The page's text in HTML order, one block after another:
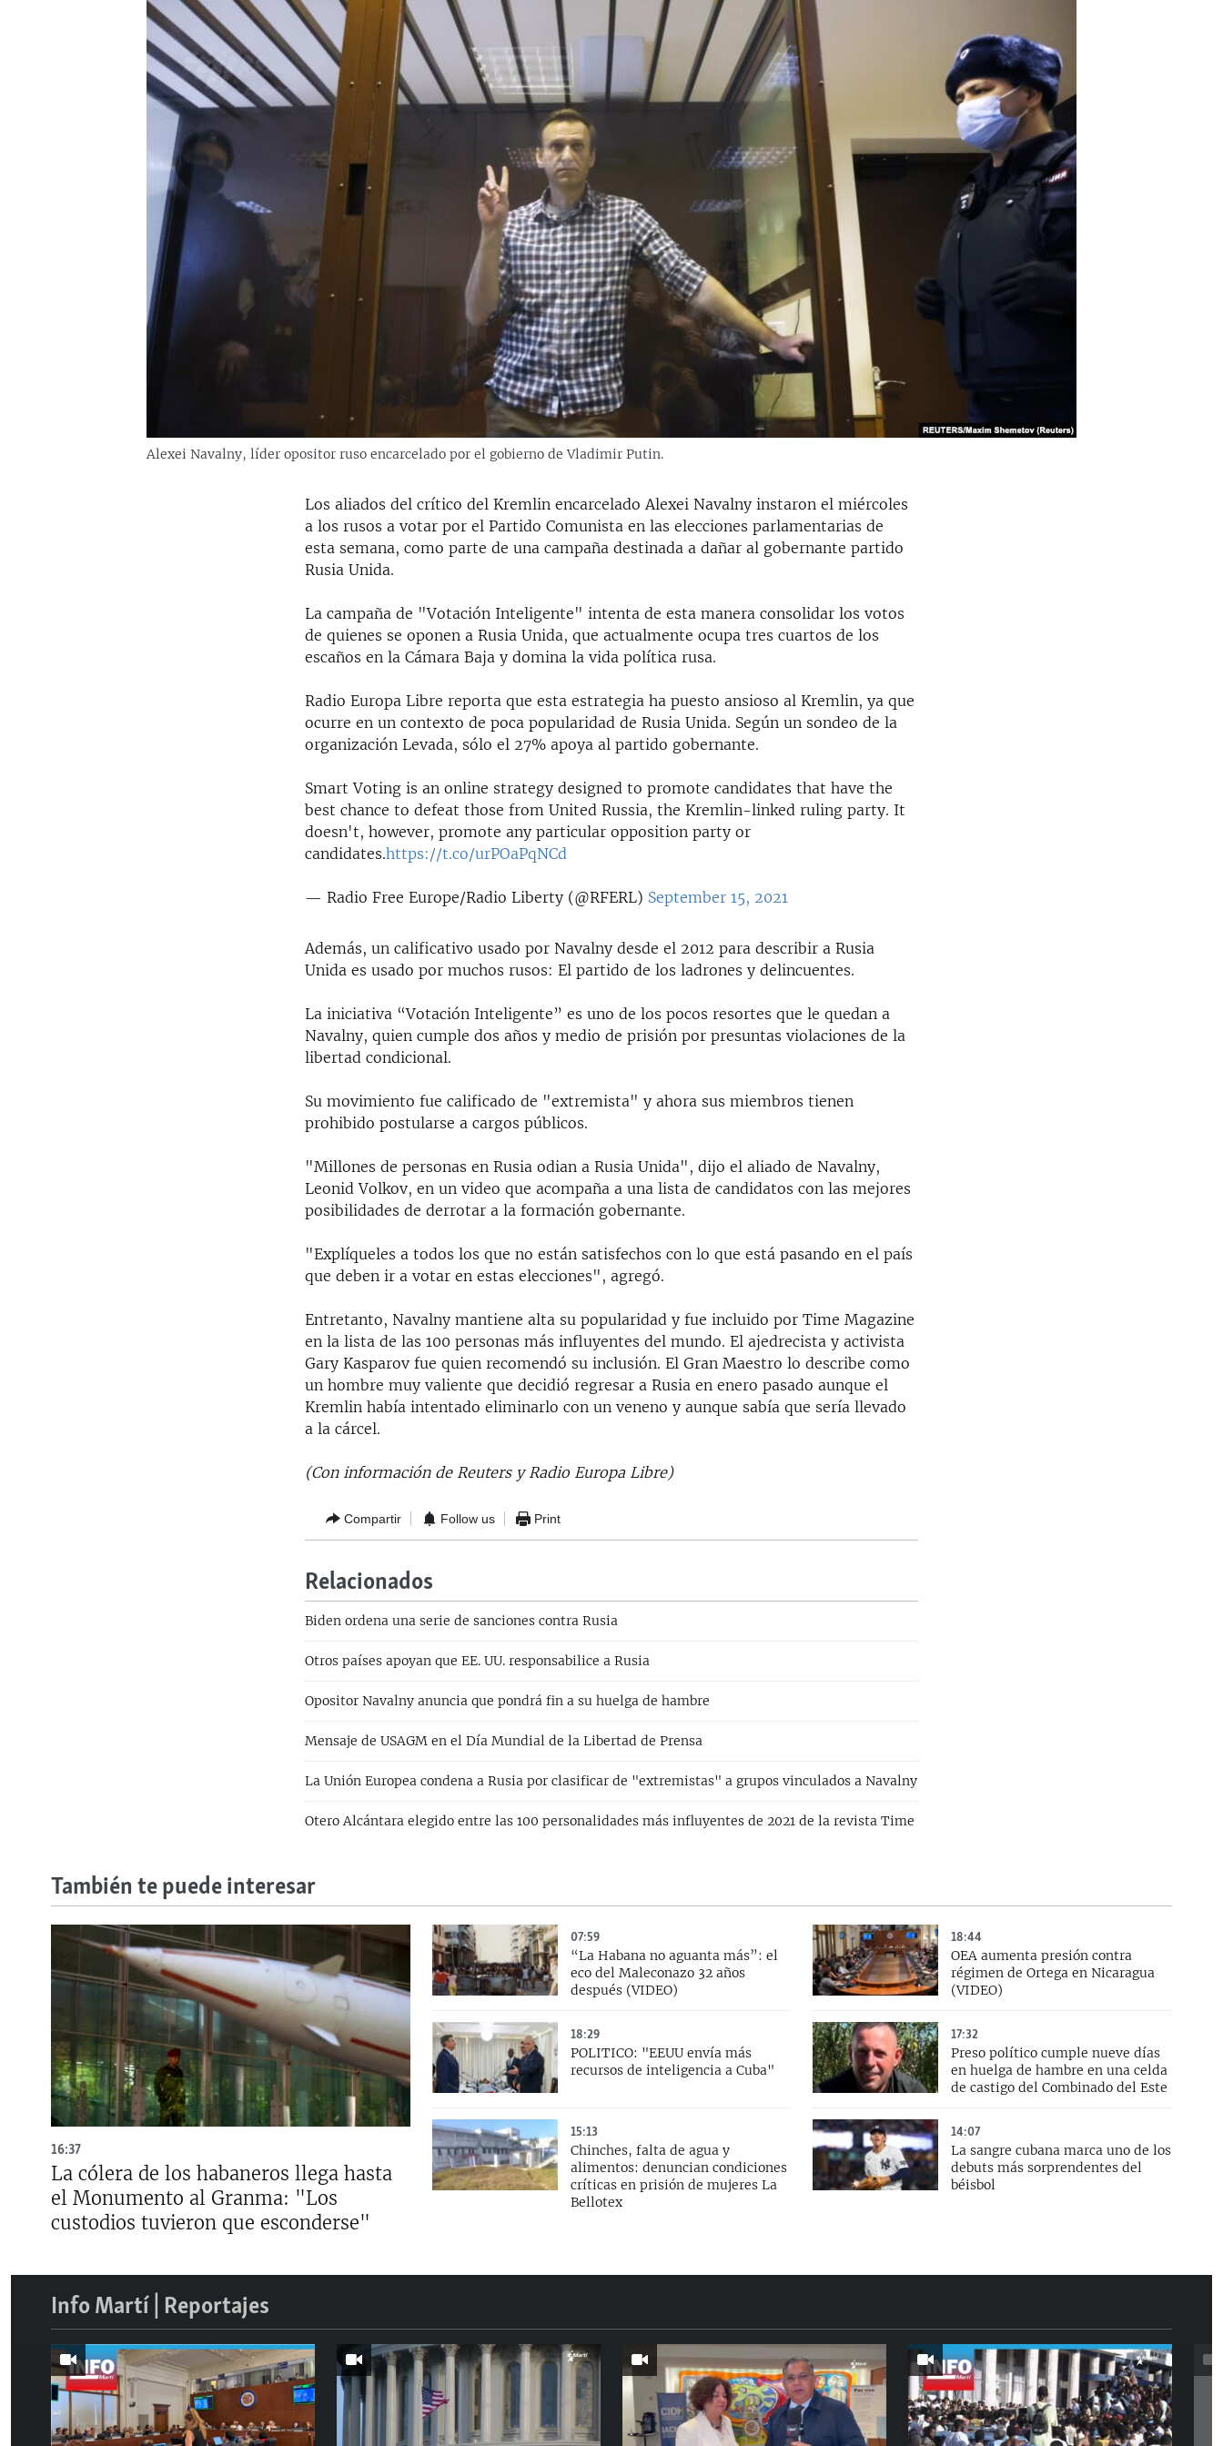
LA REALIDAD DE LA VIVIENDA EN
LOS SANTOS DE HIALEAH
DESINFORMACIÓN RUSA EN
LA INVASIÓN DE RUSIA A UCRANIA
Alexei Navalny, líder opositor ruso encarcelado por el gobierno de Vladimir Putin.
Los aliados del crítico del Kremlin encarcelado Alexei Navalny instaron el miércoles
a los rusos a votar por el Partido Comunista en las elecciones parlamentarias de
esta semana, como parte de una campaña destinada a dañar al gobernante partido
Rusia Unida.
La campaña de "Votación Inteligente" intenta de esta manera consolidar los votos
de quienes se oponen a Rusia Unida, que actualmente ocupa tres cuartos de los
escaños en la Cámara Baja y domina la vida política rusa.
Radio Europa Libre reporta que esta estrategia ha puesto ansioso al Kremlin, ya que
ocurre en un contexto de poca popularidad de Rusia Unida. Según un sondeo de la
organización Levada, sólo el 27% apoya al partido gobernante.
Smart Voting is an online strategy designed to promote candidates that have the
best chance to defeat those from United Russia, the Kremlin-linked ruling party. It
doesn't, however, promote any particular opposition party or
candidates.https://t.co/urPOaPqNCd
— Radio Free Europe/Radio Liberty (@RFERL) September 15, 2021
Además, un calificativo usado por Navalny desde el 2012 para describir a Rusia
Unida es usado por muchos rusos: El partido de los ladrones y delincuentes.
La iniciativa “Votación Inteligente” es uno de los pocos resortes que le quedan a
Navalny, quien cumple dos años y medio de prisión por presuntas violaciones de la
libertad condicional.
Su movimiento fue calificado de "extremista" y ahora sus miembros tienen
prohibido postularse a cargos públicos.
"Millones de personas en Rusia odian a Rusia Unida", dijo el aliado de Navalny,
Leonid Volkov, en un video que acompaña a una lista de candidatos con las mejores
posibilidades de derrotar a la formación gobernante.
"Explíqueles a todos los que no están satisfechos con lo que está pasando en el país
que deben ir a votar en estas elecciones", agregó.
Entretanto, Navalny mantiene alta su popularidad y fue incluido por Time Magazine
en la lista de las 100 personas más influyentes del mundo. El ajedrecista y activista
Gary Kasparov fue quien recomendó su inclusión. El Gran Maestro lo describe como
un hombre muy valiente que decidió regresar a Rusia en enero pasado aunque el
Kremlin había intentado eliminarlo con un veneno y aunque sabía que sería llevado
a la cárcel.
(Con información de Reuters y Radio Europa Libre)
Compartir Follow us Print
Relacionados
Biden ordena una serie de sanciones contra Rusia
Otros países apoyan que EE. UU. responsabilice a Rusia
Opositor Navalny anuncia que pondrá fin a su huelga de hambre
Mensaje de USAGM en el Día Mundial de la Libertad de Prensa
La Unión Europea condena a Rusia por clasificar de "extremistas" a grupos vinculados a Navalny
Otero Alcántara elegido entre las 100 personalidades más influyentes de 2021 de la revista Time
También te puede interesar
16:37
La cólera de los habaneros llega hasta
el Monumento al Granma: "Los
custodios tuvieron que esconderse"
07:59
“La Habana no aguanta más”: el
eco del Maleconazo 32 años
después (VIDEO)
18:44
OEA aumenta presión contra
régimen de Ortega en Nicaragua
(VIDEO)
18:29
POLITICO: "EEUU envía más
recursos de inteligencia a Cuba"
17:32
Preso político cumple nueve días
en huelga de hambre en una celda
de castigo del Combinado del Este
15:13
Chinches, falta de agua y
alimentos: denuncian condiciones
críticas en prisión de mujeres La
Bellotex
14:07
La sangre cubana marca uno de los
debuts más sorprendentes del
béisbol
Info Martí | Reportajes